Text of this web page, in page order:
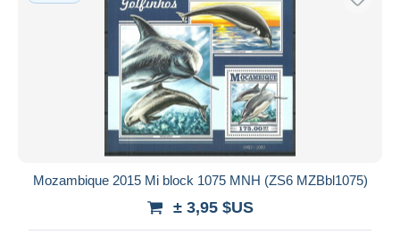
Mozambique 2015 Mi block 1075 MNH (ZS6 MZBbl1075)
± 3,95 $US